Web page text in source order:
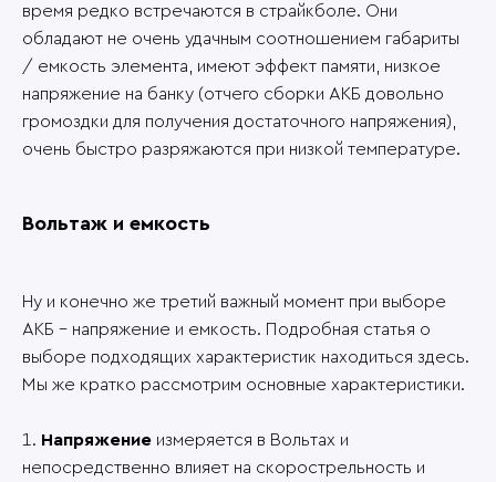
время редко встречаются в страйкболе. Они
обладают не очень удачным соотношением габариты
/ емкость элемента, имеют эффект памяти, низкое
напряжение на банку (отчего сборки АКБ довольно
громоздки для получения достаточного напряжения),
очень быстро разряжаются при низкой температуре.
Вольтаж и емкость
Ну и конечно же третий важный момент при выборе
АКБ – напряжение и емкость. Подробная статья о
выборе подходящих характеристик находиться здесь.
Мы же кратко рассмотрим основные характеристики.
Напряжение измеряется в Вольтах и
непосредственно влияет на скорострельность и